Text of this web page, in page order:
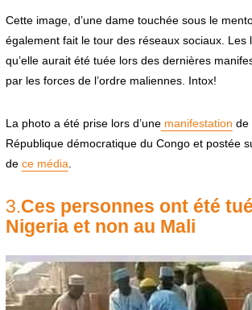
Cette image, d’une dame touchée sous le
également fait le tour des réseaux sociaux. Les
qu’elle aurait été tuée lors des dernières
par les forces de l’ordre maliennes. Intox!
La photo a été prise lors d’unemanifestation de
République démocratique du Congo et postée
de ce média
3.Ces personnes ont été
Nigeria et non au Mali